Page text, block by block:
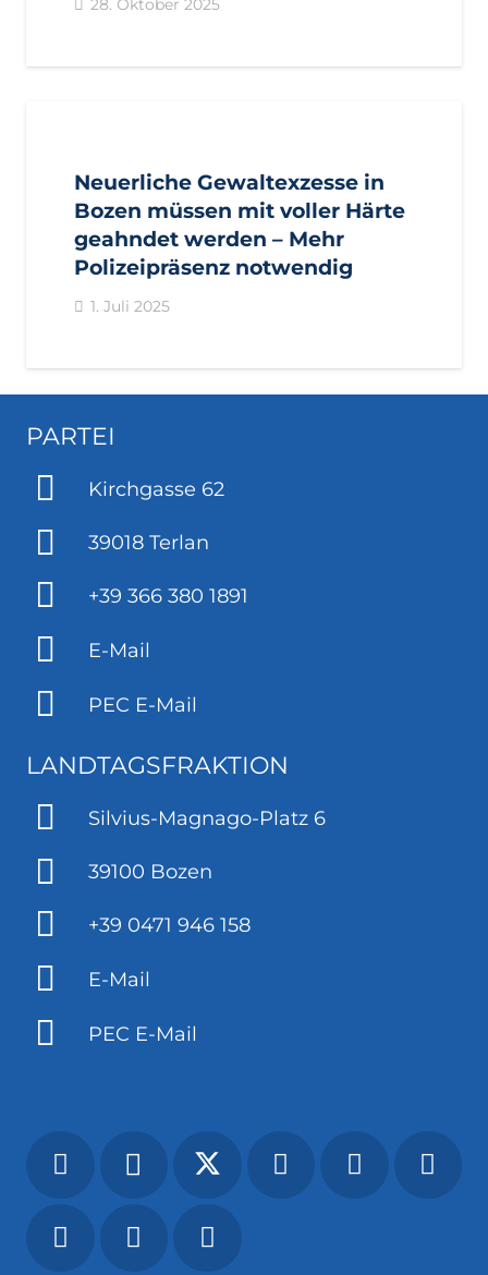
28. Oktober 2025
Neuerliche Gewaltexzesse in
Bozen müssen mit voller Härte
geahndet werden – Mehr
Polizeipräsenz notwendig
1. Juli 2025
PARTEI
Kirchgasse 62
39018 Terlan
+39 366 380 1891
E-Mail
PEC E-Mail
LANDTAGSFRAKTION
Silvius-Magnago-Platz 6
39100 Bozen
+39 0471 946 158
E-Mail
PEC E-Mail